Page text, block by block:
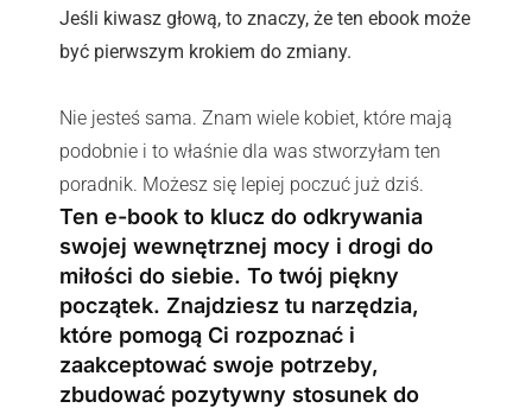
Jeśli kiwasz głową, to znaczy, że ten ebook może
być pierwszym krokiem do zmiany.
Nie jesteś sama. Znam wiele kobiet, które mają
podobnie i to właśnie dla was stworzyłam ten
poradnik. Możesz się lepiej poczuć już dziś.
Ten e-book to klucz do odkrywania
swojej wewnętrznej mocy i drogi do
miłości do siebie. To twój piękny
początek. Znajdziesz tu narzędzia,
które pomogą Ci rozpoznać i
zaakceptować swoje potrzeby,
zbudować pozytywny stosunek do